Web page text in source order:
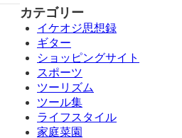
カテゴリー
イケオジ思想録
ギター
ショッピングサイト
スポーツ
ツーリズム
ツール集
ライフスタイル
家庭菜園